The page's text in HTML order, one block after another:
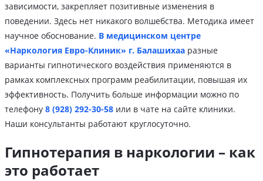
зависимости, закрепляет позитивные изменения в
поведении. Здесь нет никакого волшебства. Методика имеет
научное обоснование. В медицинском центре
«Наркология Евро-Клиник» г. Балашихаа разные
варианты гипнотического воздействия применяются в
рамках комплексных программ реабилитации, повышая их
эффективность. Получить больше информации можно по
телефону 8 (928) 292-30-58 или в чате на сайте клиники.
Наши консультанты работают круглосуточно.
Гипнотерапия в наркологии – как
это работает